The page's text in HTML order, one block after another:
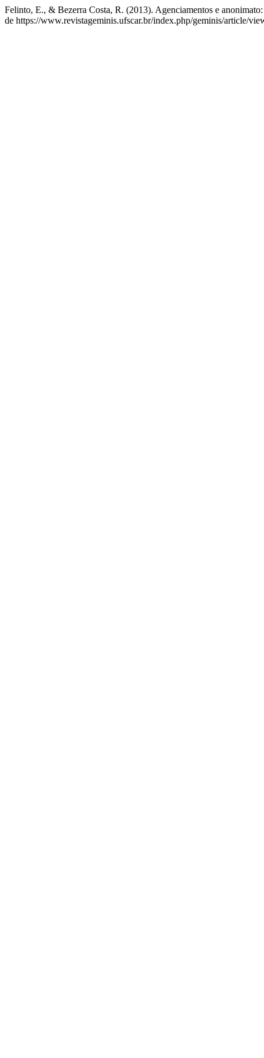
Felinto, E., & Bezerra Costa, R. (2013). Agenciamentos e
de https://www.revistageminis.ufscar.br/index.php/geminis/article/